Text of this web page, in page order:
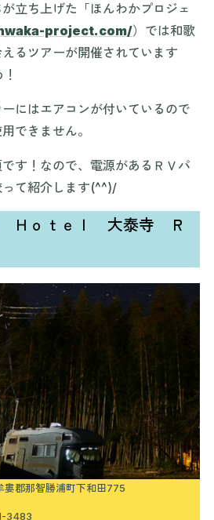
立ち上げた「ほんわかプロジェ
project.com/）では和歌
るツアーが開催されています
にはエアコンが付いているので
できません。
す！なので、電源があるＲＶパ
て紹介します(^^)/
Ｈｏｔｅｌ 大泰寺 Ｒ
婁郡那智勝浦町下和田775
3483